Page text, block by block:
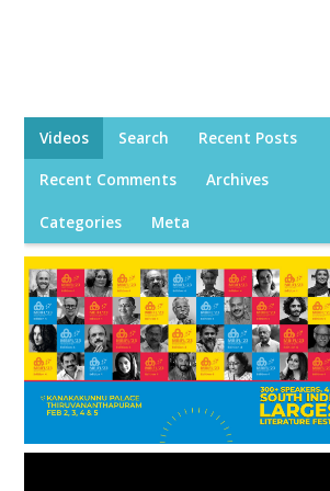
Videos Search Recent Posts
Recent Comments Archives
Categories Meta